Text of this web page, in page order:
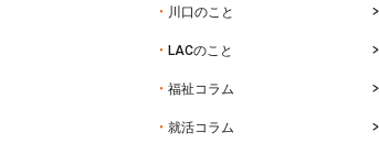
川口のこと
LACのこと
福祉コラム
就活コラム